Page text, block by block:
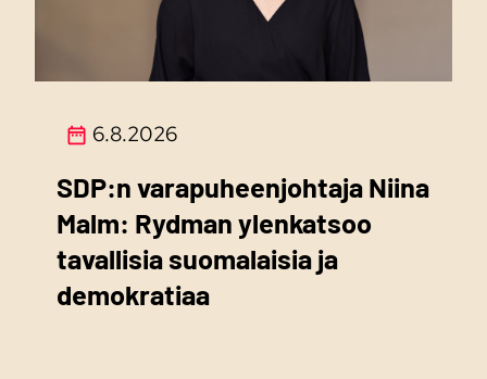
6.8.2026
SDP:n varapuheenjohtaja Niina
Malm: Rydman ylenkatsoo
tavallisia suomalaisia ja
demokratiaa